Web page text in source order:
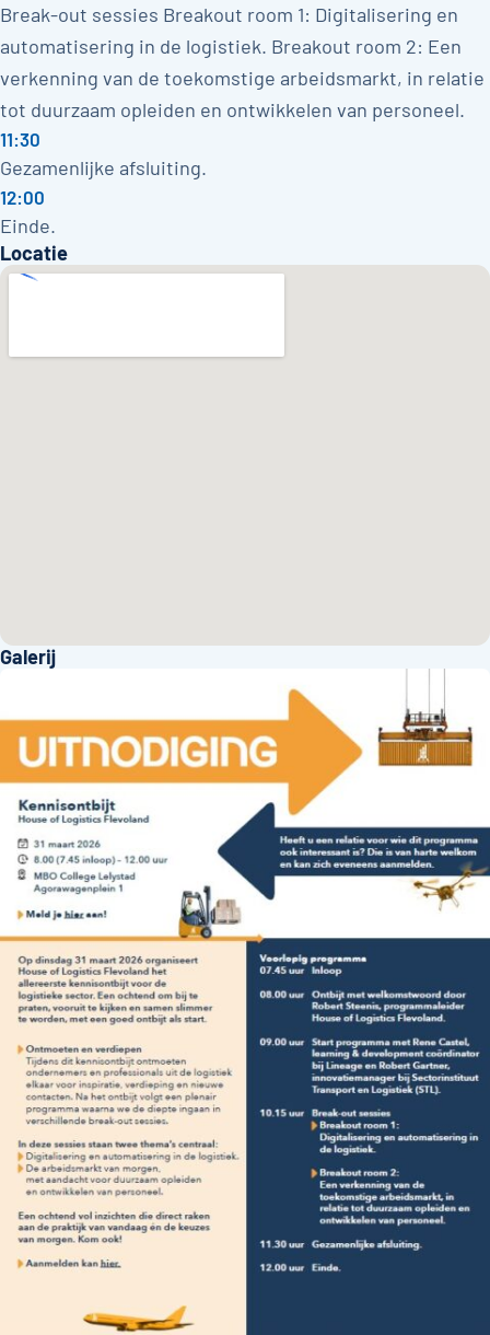
Break-out sessies Breakout room 1: Digitalisering en
automatisering in de logistiek. Breakout room 2: Een
verkenning van de toekomstige arbeidsmarkt, in relatie
tot duurzaam opleiden en ontwikkelen van personeel.
11:30
Gezamenlijke afsluiting.
12:00
Einde.
Locatie
Galerij